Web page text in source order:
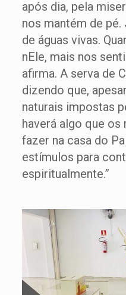
após dia, pela
nos mantém de
de águas vivas.
nEle, mais nos
afirma. A serva de
dizendo que,
naturais impostas
haverá algo que
fazer na casa do
estímulos para
espiritualmente.”